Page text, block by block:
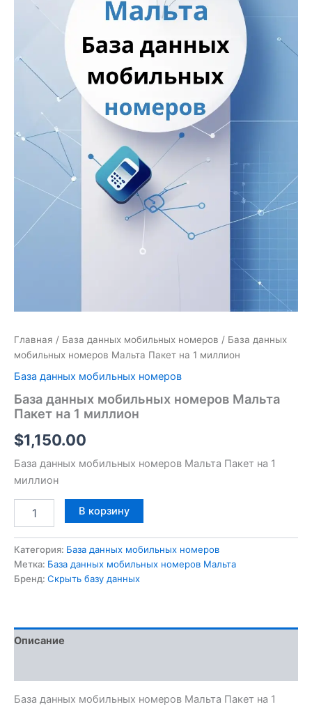
Главная / База данных мобильных номеров / База данных
мобильных номеров Мальта Пакет на 1 миллион
База данных мобильных номеров
База данных мобильных номеров Мальта
Пакет на 1 миллион
$1,150.00
База данных мобильных номеров Мальта Пакет на 1
миллион
В корзину
Категория: База данных мобильных номеров
Метка: База данных мобильных номеров Мальта
Бренд: Скрыть базу данных
Описание
База данных мобильных номеров Мальта Пакет на 1